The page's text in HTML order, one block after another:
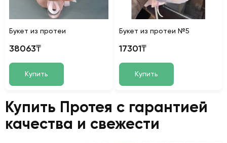
Букет из протеи
38063₸
Купить
Букет из протеи №5
17301₸
Купить
Купить Протея с гарантией
качества и свежести